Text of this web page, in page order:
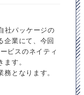
社パッケージの
企業にて、今回
ビスのネイティ
す。
となります。